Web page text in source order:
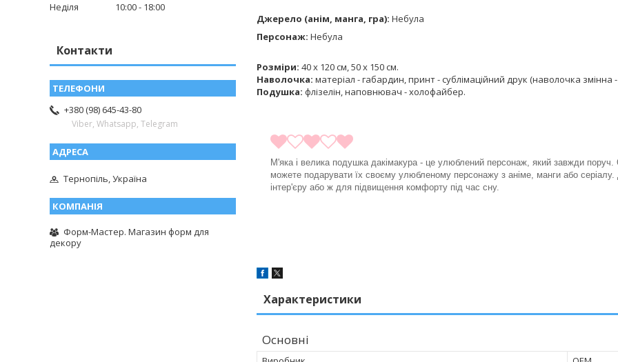
Джерело (анім, манга, гра): Небула
Персонаж: Небула
Розміри: 40 х 120 см, 50 х 150 см.
Наволочка: матеріал - габардин, принт - сублімаційний друк (наволочка змінна -
Подушка: флізелін, наповнювач - холофайбер.
М'яка і велика подушка дакімакура - це улюблений персонаж, який завжди
можете подарувати їх своєму улюбленому персонажу з аніме, манги або
інтер'єру або ж для підвищення комфорту під час сну.
Характеристики
Основні
Неділя
10:00 18:00
Контакти
+380 (98) 645-43-80
Viber, Whatsapp, Telegram
Тернопіль, Україна
Форм-Мастер. Магазин форм для
декору